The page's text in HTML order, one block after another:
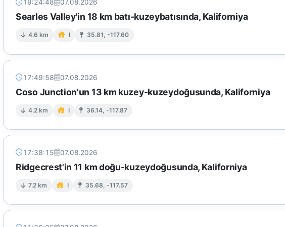
19:24:48 07.08.2026
Searles Valley'in 18 km batı-kuzeybatısında, Kaliforniya
4.6 km I 35.81, -117.60
17:49:58 07.08.2026
Coso Junction'un 13 km kuzey-kuzeydoğusunda, Kaliforniya
4.2 km I 36.14, -117.87
17:38:15 07.08.2026
Ridgecrest'in 11 km doğu-kuzeydoğusunda, Kaliforniya
7.2 km I 35.68, -117.57